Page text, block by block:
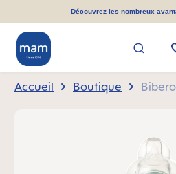
principalDécouvrez les nombreux
Accueil Boutique